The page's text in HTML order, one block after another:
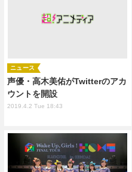
声優・高木美佑がTwitterのアカ
ウントを開設
ニュース
2019.4.2 Tue 18:43